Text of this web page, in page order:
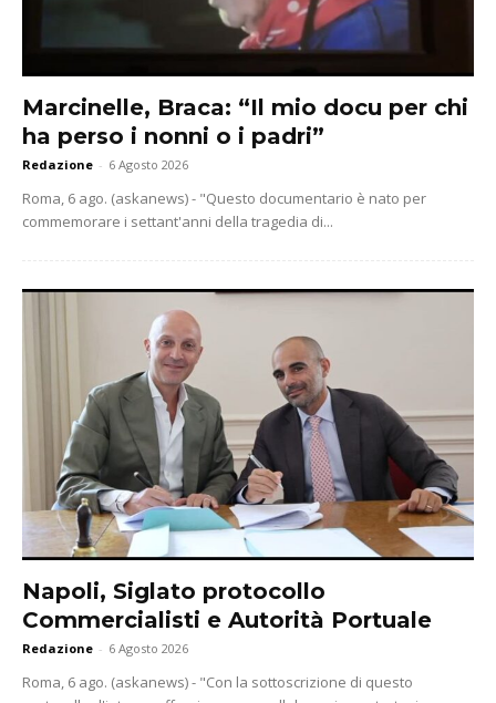
Marcinelle, Braca: “Il mio docu per chi
ha perso i nonni o i padri”
Redazione - 6 Agosto 2026
Roma, 6 ago. (askanews) - "Questo documentario è nato per
commemorare i settant'anni della tragedia di...
Napoli, Siglato protocollo
Commercialisti e Autorità Portuale
Redazione - 6 Agosto 2026
Roma, 6 ago. (askanews) - "Con la sottoscrizione di questo